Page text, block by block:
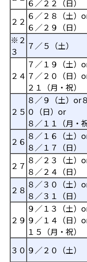
６／２２（日）
２２ ６／２８（土）
６／２９（日）
※２
３
７／５（土）
２４
７／１９（土）
７／２０（日）
２１（月・祝）
２５
８／９（土）or
０（日）or
８／１１（月・祝
２６ ８／１６（土）
８／１７（日）
２７ ８／２３（土）
８／２４（日）
２８ ８／３０（土）
８／３１（日）
２９
９／１３（土）
９／１４（日）
１５（月・祝）
３０ ９／２０（土）